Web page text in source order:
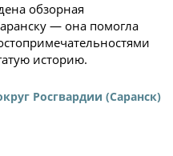
обзорная
— она помогла
историю.
Росгвардии (Саранск)